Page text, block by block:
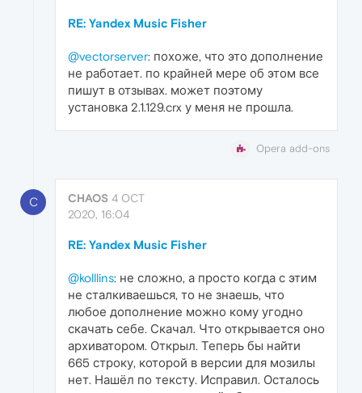
RE: Yandex Music Fisher
@vectorserver: похоже, что это дополнение
не работает. по крайней мере об этом все
пишут в отзывах. может поэтому
установка 2.1.129.crx у меня не прошла.
Opera add-ons
C CHAOS 4 OCT
2020, 16:04
RE: Yandex Music Fisher
@kolllins: не сложно, а просто когда с этим
не сталкиваешься, то не знаешь, что
любое дополнение можно кому угодно
скачать себе. Скачал. Что открывается оно
архиватором. Открыл. Теперь бы найти
665 строку, которой в версии для мозилы
нет. Нашёл по тексту. Исправил. Осталось